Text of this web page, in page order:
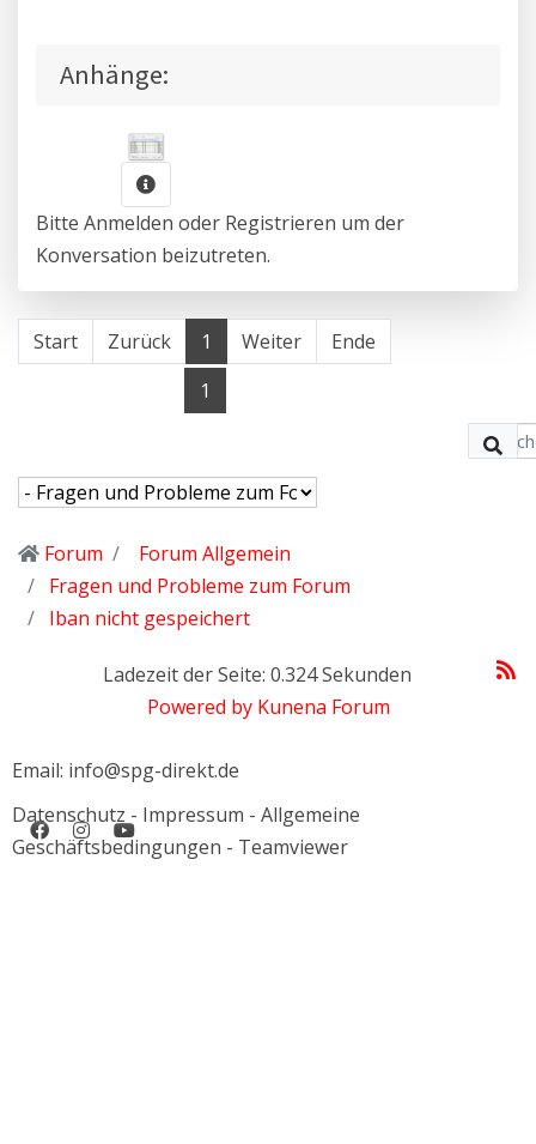
Anhänge:
Bitte Anmelden oder Registrieren um der
Konversation beizutreten.
Start Zurück 1 Weiter
Ende
1
Forum
Forum Allgemein
Fragen und Probleme zum Forum
Iban nicht gespeichert
Ladezeit der Seite: 0.324 Sekunden
Powered by Kunena Forum
Email: info@spg-direkt.de
Datenschutz - Impressum - Allgemeine
Geschäftsbedingungen - Teamviewer